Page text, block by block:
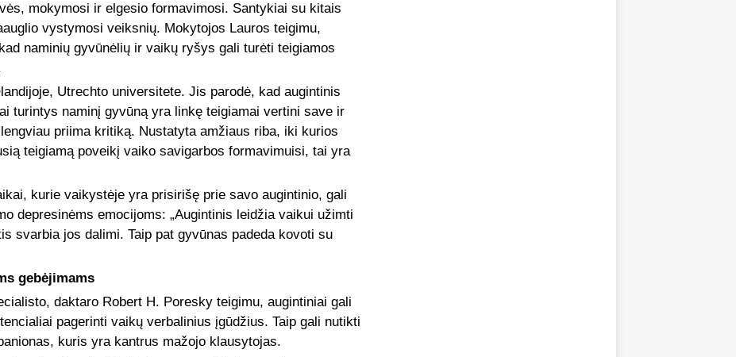
mokymosi ir elgesio formavimosi. Santykiai su kitais
vystymosi veiksnių. Mokytojos Lauros teigimu,
naminių gyvūnėlių ir vaikų ryšys gali turėti teigiamos
Utrechto universitete. Jis parodė, kad augintinis
turintys naminį gyvūną yra linkę teigiamai vertini save ir
priima kritiką. Nustatyta amžiaus riba, iki kurios
teigiamą poveikį vaiko savigarbos formavimuisi, tai yra
kurie vaikystėje yra prisirišę prie savo augintinio, gali
depresinėms emocijoms: „Augintinis leidžia vaikui užimti
svarbia jos dalimi. Taip pat gyvūnas padeda kovoti su
gebėjimams
daktaro Robert H. Poresky teigimu, augintiniai gali
pagerinti vaikų verbalinius įgūdžius. Taip gali nutikti
kuris yra kantrus mažojo klausytojas.